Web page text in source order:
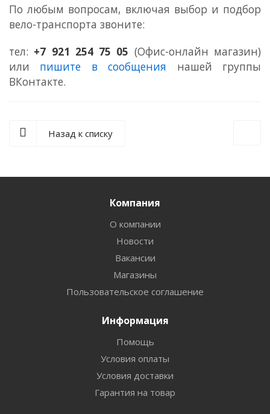
По любым вопросам, включая выбор и подбор
вело-транспорта звоните:
тел: +7 921 254 75 05 (Офис-онлайн магазин)
или пишите в сообщения нашей группы
ВКонтакте.
Назад к списку
Компания
О компании
Новости
Вакансии
Магазины
Пользовательское соглашение
Информация
Помощь
Условия оплаты
Условия доставки
Гарантия на товар